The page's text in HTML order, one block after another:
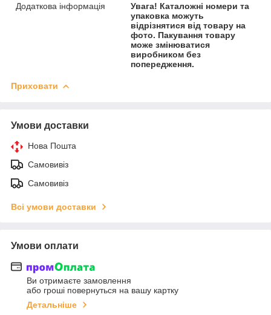
Додаткова інформація
Увага! Каталожні номери та
упаковка можуть
відрізнятися від товару на
фото. Пакування товару
може змінюватися
виробником без
попередження.
Приховати
Умови доставки
Нова Пошта
Самовивіз
Самовивіз
Всі умови доставки
Умови оплати
Ви отримаєте замовлення
або гроші повернуться на вашу картку
Детальніше